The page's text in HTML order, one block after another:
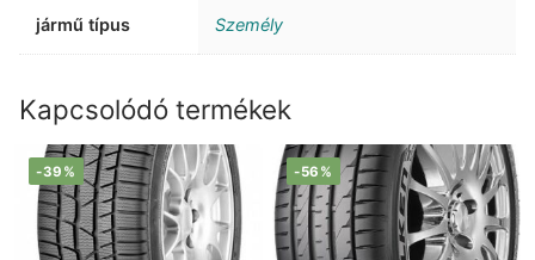
jármű típus Személy
Kapcsolódó termékek
-39% -56%